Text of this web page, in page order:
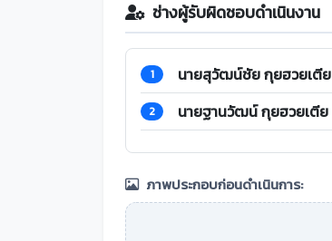
ช่างผู้รับผิดชอบดำเนินงาน
1 นายสุวัฒน์ชัย กุยฮวยเตีย
2 นายฐานวัฒน์ กุยฮวยเตีย
ภาพประกอบก่อนดำเนินการ: